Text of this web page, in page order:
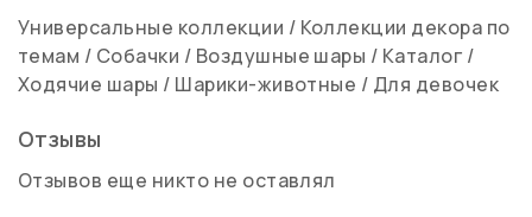
Универсальные коллекции / Коллекции декора по
темам / Собачки / Воздушные шары / Каталог /
Ходячие шары / Шарики-животные / Для девочек
Отзывы
Отзывов еще никто не оставлял